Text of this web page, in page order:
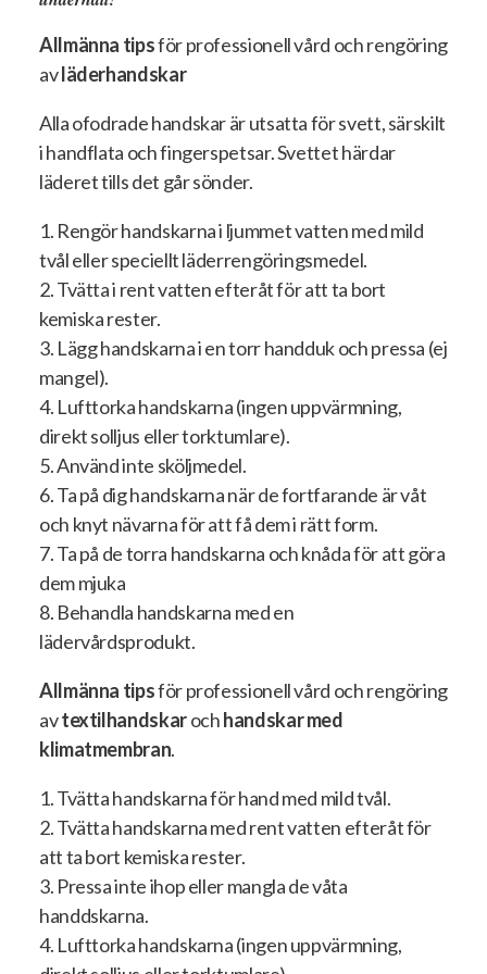
Allmänna tipsför professionell vård och rengöring
avläderhandskar
Alla ofodrade handskar är utsatta för svett, särskilt
i handflata och fingerspetsar. Svettet härdar
läderet tills det går sönder.
1. Rengör handskarna i ljummet vatten med mild
tvål eller speciellt läderrengöringsmedel.
2. Tvätta i rent vatten efteråt för att ta bort
kemiska rester.
3. Lägg handskarna i en torr handduk och pressa (ej
mangel).
4. Lufttorka handskarna (ingen uppvärmning,
direkt solljus eller torktumlare).
5. Använd inte sköljmedel.
6. Ta på dig handskarna när de fortfarande är våt
och knyt nävarna för att få dem i rätt form.
7. Ta på de torra handskarna och knåda för att göra
dem mjuka
8. Behandla handskarna med en
lädervårdsprodukt.
Allmänna tipsför professionell vård och rengöring
avtextilhandskarochhandskar med
klimatmembran.
1. Tvätta handskarna för hand med mild tvål.
2. Tvätta handskarna med rent vatten efteråt för
att ta bort kemiska rester.
3. Pressa inte ihop eller mangla de våta
handdskarna.
4. Lufttorka handskarna (ingen uppvärmning,